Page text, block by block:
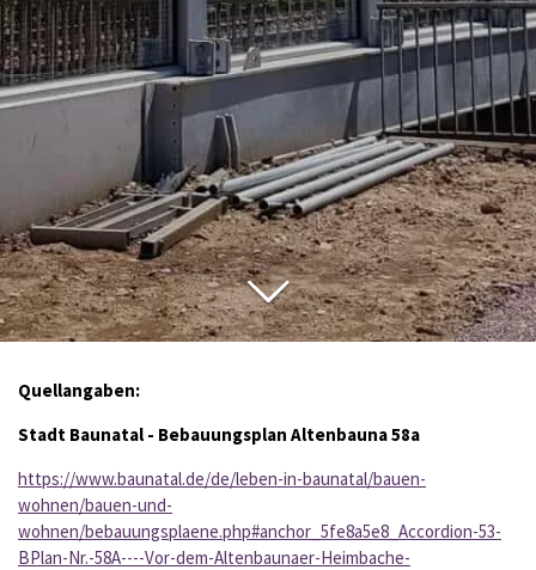
Quellangaben:
Stadt Baunatal - Bebauungsplan Altenbauna 58a
https://www.baunatal.de/de/leben-in-baunatal/bauen-
wohnen/bauen-und-
wohnen/bebauungsplaene.php#anchor_5fe8a5e8_Accordion-53-
BPlan-Nr.-58A----Vor-dem-Altenbaunaer-Heimbache-